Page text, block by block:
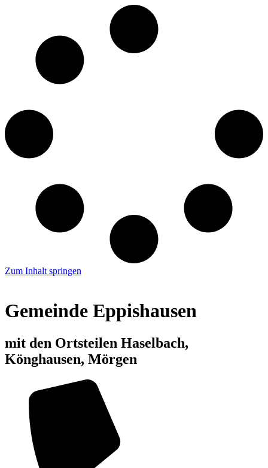
Zum Inhalt springen
Gemeinde Eppishausen
mit den Ortsteilen Haselbach,
Könghausen, Mörgen